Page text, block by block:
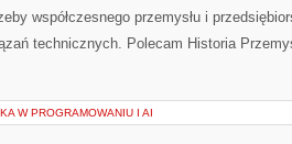
współczesnego przemysłu i
technicznych. Polecam Historia
W PROGRAMOWANIU I AI